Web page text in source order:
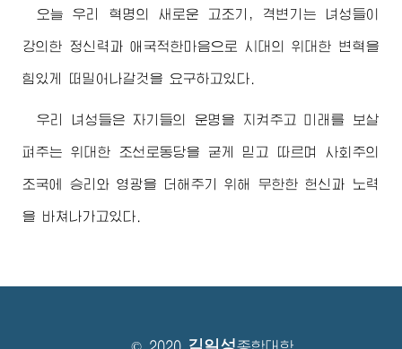
오늘 우리 혁명의 새로운 고조기, 격변기는 녀성들이
강의한 정신력과 애국적한마음으로 시대의위대한 변혁을
힘있게 떠밀어나갈것을 요구하고있다.
우리 녀성들은 자기들의 운명을 지켜주고 미래를 보살
펴주는 위대한 조선로동당을 굳게 믿고 따르며 사회주의
조국에 승리와 영광을 더해주기 위해 무한한 헌신과 노력
을 바쳐나가고있다.